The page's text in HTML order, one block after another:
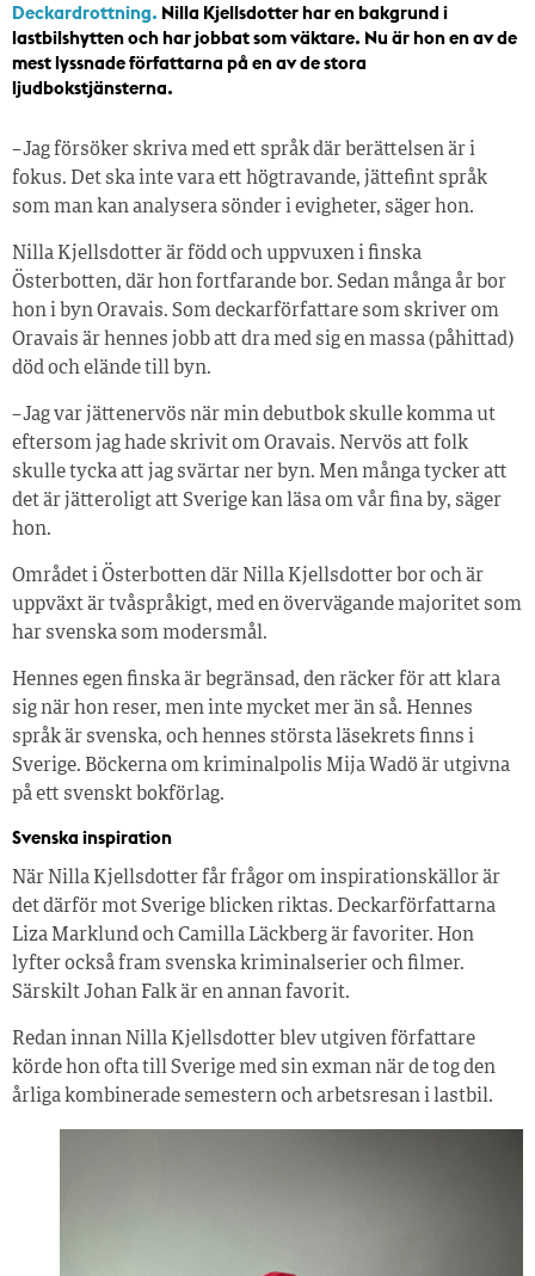
Deckardrottning. Nilla Kjellsdotter har en bakgrund i
lastbilshytten och har jobbat som väktare. Nu är hon en av de
mest lyssnade författarna på en av de stora
ljudbokstjänsterna.
– Jag försöker skriva med ett språk där berättelsen är i
fokus. Det ska inte vara ett högtravande, jättefint språk
som man kan analysera sönder i evigheter, säger hon.
Nilla Kjellsdotter är född och uppvuxen i finska
Österbotten, där hon fortfarande bor. Sedan många år bor
hon i byn Oravais. Som deckarförfattare som skriver om
Oravais är hennes jobb att dra med sig en massa (påhittad)
död och elände till byn.
– Jag var jättenervös när min debutbok skulle komma ut
eftersom jag hade skrivit om Oravais. Nervös att folk
skulle tycka att jag svärtar ner byn. Men många tycker att
det är jätteroligt att Sverige kan läsa om vår fina by, säger
hon.
Området i Österbotten där Nilla Kjellsdotter bor och är
uppväxt är tvåspråkigt, med en övervägande majoritet som
har svenska som modersmål.
Hennes egen finska är begränsad, den räcker för att klara
sig när hon reser, men inte mycket mer än så. Hennes
språk är svenska, och hennes största läsekrets finns i
Sverige. Böckerna om kriminalpolis Mija Wadö är utgivna
på ett svenskt bokförlag.
Svenska inspiration
När Nilla Kjellsdotter får frågor om inspirationskällor är
det därför mot Sverige blicken riktas. Deckarförfattarna
Liza Marklund och Camilla Läckberg är favoriter. Hon
lyfter också fram svenska kriminalserier och filmer.
Särskilt Johan Falk är en annan favorit.
Redan innan Nilla Kjellsdotter blev utgiven författare
körde hon ofta till Sverige med sin exman när de tog den
årliga kombinerade semestern och arbetsresan i lastbil.